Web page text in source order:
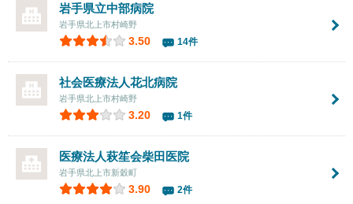
岩手県立中部病院
岩手県北上市村崎野
3.50 14件
社会医療法人花北病院
岩手県北上市村崎野
3.20 1件
医療法人萩笙会柴田医院
岩手県北上市新穀町
3.90 2件